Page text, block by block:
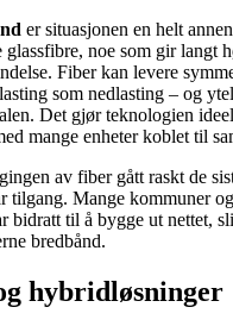
er situasjonen en helt
noe som gir langt
Fiber kan levere
som nedlasting – og
Det gjør teknologien
mange enheter koblet til
av fiber gått raskt de
tilgang. Mange kommuner
bidratt til å bygge ut nettet,
bredbånd.
hybridløsninger